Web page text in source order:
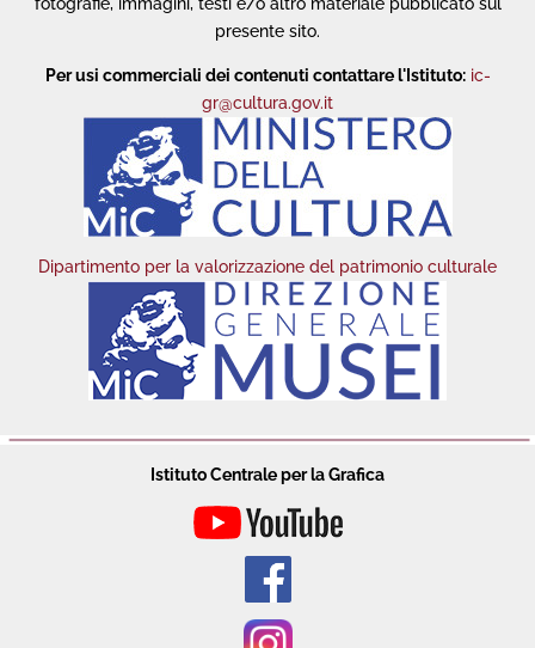
presente sito.
Per usi commerciali dei contenuti contattare l'Istituto: ic-
gr@cultura.gov.it
Dipartimento per la valorizzazione del patrimonio culturale
Istituto Centrale per la Grafica